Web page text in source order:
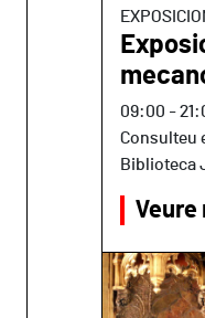
09:00 -
Consulteu
Biblioteca
Veure